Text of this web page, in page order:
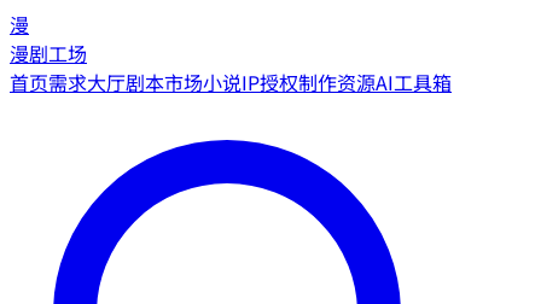
漫
漫剧工场
首页需求大厅剧本市场小说IP授权制作资源AI工具箱